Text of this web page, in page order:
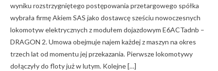
wyniku rozstrzygniętego postępowania przetargowego spółka
wybrała firmę Akiem SAS jako dostawcę sześciu nowoczesnych
lokomotyw elektrycznych z modułem dojazdowym E6ACTadnb –
DRAGON 2. Umowa obejmuje najem każdej z maszyn na okres
trzech lat od momentu jej przekazania. Pierwsze lokomotywy
dołączyły do floty już w lutym. Kolejne […]